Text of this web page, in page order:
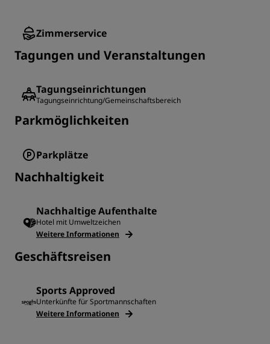
Zimmerservice
Tagungen und Veranstaltungen
Tagungseinrichtungen
Tagungseinrichtung/Gemeinschaftsbereich
Parkmöglichkeiten
Parkplätze
Nachhaltigkeit
Nachhaltige Aufenthalte
Hotel mit Umweltzeichen
Weitere Informationen
Geschäftsreisen
Sports Approved
Unterkünfte für Sportmannschaften
Weitere Informationen